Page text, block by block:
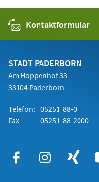
Kontaktformular
STADT PADERBORN
Am Hoppenhof 33
33104 Paderborn
Telefon: 05251 88-0
Fax:
05251 88-2000